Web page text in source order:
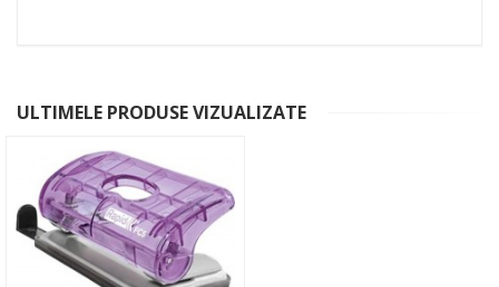
ULTIMELE PRODUSE VIZUALIZATE